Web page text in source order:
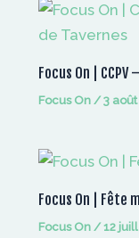
Focus On |
Focus On/3
Focus On | Fête
Focus On/12